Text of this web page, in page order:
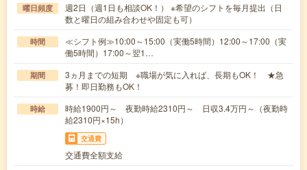
曜日頻度
週2日（週1日も相談OK！） ※希望のシフトを毎月提出（日
数と曜日の組み合わせや固定も可）
時間
≪シフト例≫10:00～15:00（実働5時間）12:00～17:00（実
働5時間）17:00～翌1…
期間
3ヵ月までの短期 ※職場が気に入れば、長期もOK！ ★急
募！即日勤務もOK！
時給
時給1900円～ 夜勤時給2310円～ 日収3.4万円～（夜勤時
給2310円×15h）
交通費
交通費全額支給